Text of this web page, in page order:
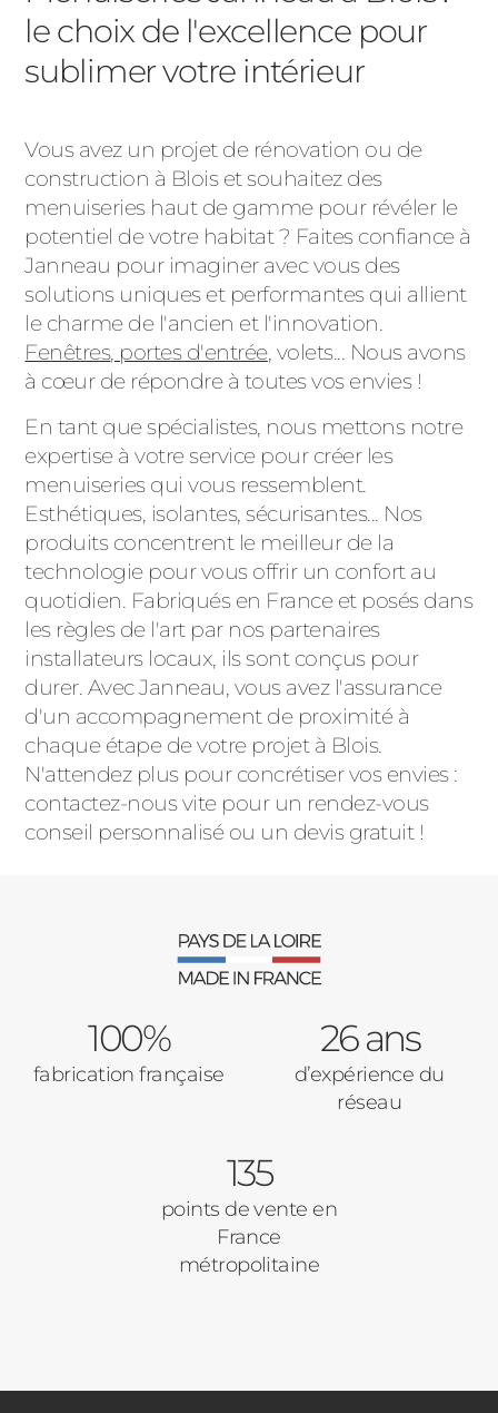
le choix de l'excellence pour
sublimer votre intérieur
Vous avez un projet de rénovation ou de
construction à Blois et souhaitez des
menuiseries haut de gamme pour révéler le
potentiel de votre habitat ? Faites confiance à
Janneau pour imaginer avec vous des
solutions uniques et performantes qui allient
le charme de l'ancien et l'innovation.
Fenêtres, portes d'entrée, volets... Nous avons
à cœur de répondre à toutes vos envies !
En tant que spécialistes, nous mettons notre
expertise à votre service pour créer les
menuiseries qui vous ressemblent.
Esthétiques, isolantes, sécurisantes... Nos
produits concentrent le meilleur de la
technologie pour vous offrir un confort au
quotidien. Fabriqués en France et posés dans
les règles de l'art par nos partenaires
installateurs locaux, ils sont conçus pour
durer. Avec Janneau, vous avez l'assurance
d'un accompagnement de proximité à
chaque étape de votre projet à Blois.
N'attendez plus pour concrétiser vos envies :
contactez-nous vite pour un rendez-vous
conseil personnalisé ou un devis gratuit !
100%
fabrication française
26 ans
d’expérience du
réseau
135
points de vente en
France
métropolitaine